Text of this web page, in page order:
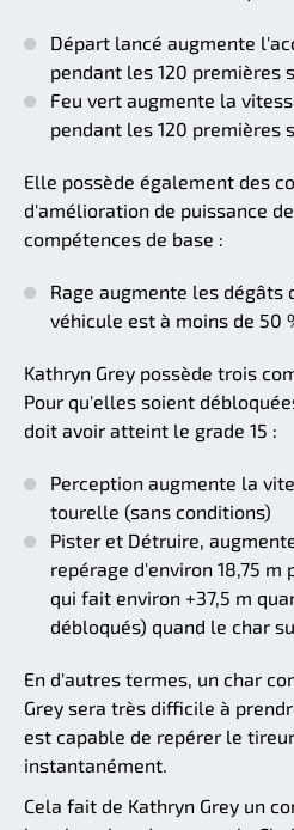
Départ lancé augmente
pendant les 120 premières
Feu vert augmente la
pendant les 120 premières
Elle possède également des
d'amélioration de puissance
compétences de base :
Rage augmente les dégâts
véhicule est à moins de 50
Kathryn Grey possède trois
Pour qu'elles soient
doit avoir atteint le grade 15 :
Perception augmente la
tourelle (sans conditions)
Pister et Détruire,
repérage d'environ 18,75 m
qui fait environ +37,5 m
débloqués) quand le char
En d'autres termes, un char
Grey sera très difficile à
est capable de repérer le
instantanément.
Cela fait de Kathryn Grey un